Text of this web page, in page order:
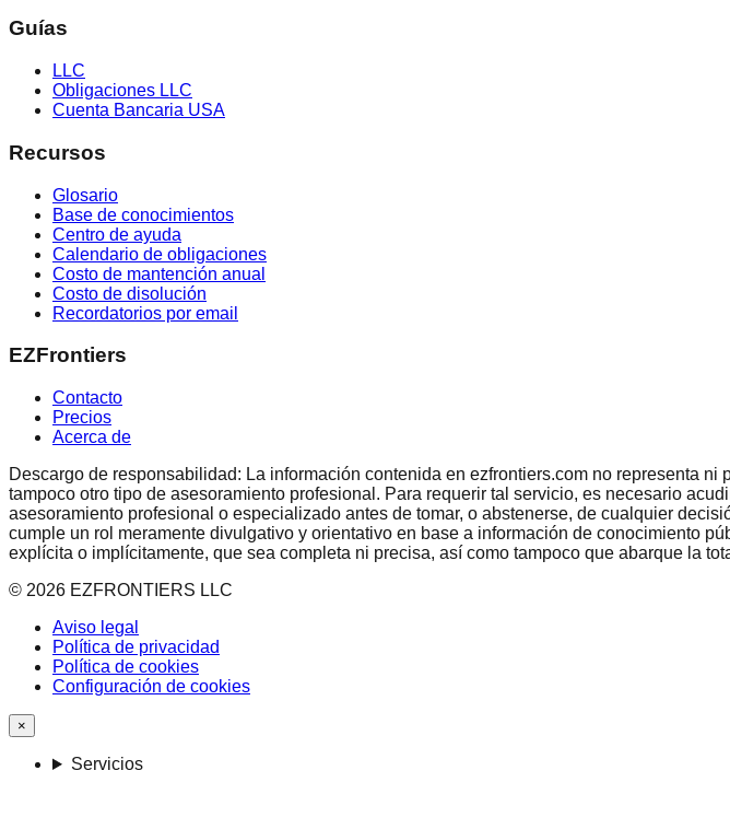
Guías
LLC
Obligaciones LLC
Cuenta Bancaria USA
Recursos
Glosario
Base de conocimientos
Centro de ayuda
Calendario de obligaciones
Costo de mantención anual
Costo de disolución
Recordatorios por email
EZFrontiers
Contacto
Precios
Acerca de
Descargo de responsabilidad: La información contenida en ezfrontiers.com no representa
tampoco otro tipo de asesoramiento profesional. Para requerir tal servicio, es necesario
asesoramiento profesional o especializado antes de tomar, o abstenerse, de cualquier
cumple un rol meramente divulgativo y orientativo en base a información de conocimiento
explícita o implícitamente, que sea completa ni precisa, así como tampoco que abarque la
© 2026 EZFRONTIERS LLC
Aviso legal
Política de privacidad
Política de cookies
Configuración de cookies
×
Servicios